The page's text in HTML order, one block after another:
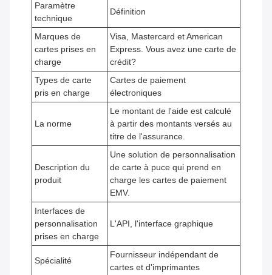
Paramètre
technique
Définition
Marques de
cartes prises en
charge
Visa, Mastercard et American
Express. Vous avez une carte de
crédit?
Types de carte
pris en charge
Cartes de paiement
électroniques
La norme
Le montant de l'aide est calculé
à partir des montants versés au
titre de l'assurance.
Description du
produit
Une solution de personnalisation
de carte à puce qui prend en
charge les cartes de paiement
EMV.
Interfaces de
personnalisation
prises en charge
L'API, l'interface graphique
Spécialité
Fournisseur indépendant de
cartes et d'imprimantes